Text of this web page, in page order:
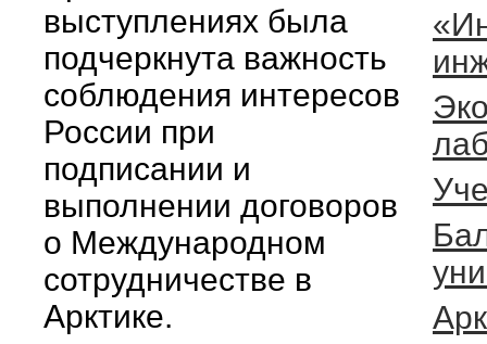
выступлениях была
подчеркнута важность
соблюдения интересов
России при
подписании и
выполнении договоров
о Международном
сотрудничестве в
Арктике.